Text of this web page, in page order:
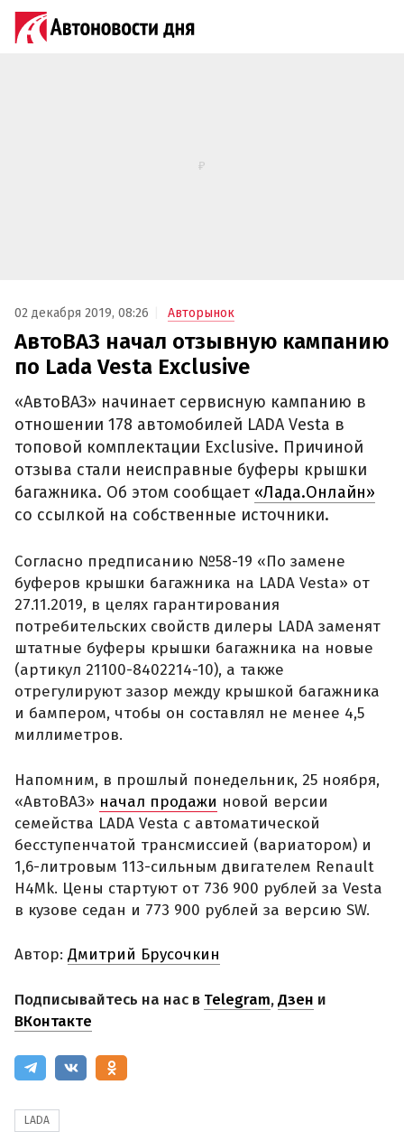
02 декабря 2019, 08:26 Авторынок
АвтоВАЗ начал отзывную кампанию
по Lada Vesta Exclusive
«АвтоВАЗ» начинает сервисную кампанию в
отношении 178 автомобилей LADA Vesta в
топовой комплектации Exclusive. Причиной
отзыва стали неисправные буферы крышки
багажника. Об этом сообщает «Лада.Онлайн»
со ссылкой на собственные источники.
Согласно предписанию №58-19 «По замене
буферов крышки багажника на LADA Vesta» от
27.11.2019, в целях гарантирования
потребительских свойств дилеры LADA заменят
штатные буферы крышки багажника на новые
(артикул 21100-8402214-10), а также
отрегулируют зазор между крышкой багажника
и бампером, чтобы он составлял не менее 4,5
миллиметров.
Напомним, в прошлый понедельник, 25 ноября,
«АвтоВАЗ» начал продажи новой версии
семейства LADA Vesta с автоматической
бесступенчатой трансмиссией (вариатором) и
1,6-литровым 113-сильным двигателем Renault
H4Mk. Цены стартуют от 736 900 рублей за Vesta
в кузове седан и 773 900 рублей за версию SW.
Автор: Дмитрий Брусочкин
Подписывайтесь на нас в Telegram,Дзен и
ВКонтакте
LADA